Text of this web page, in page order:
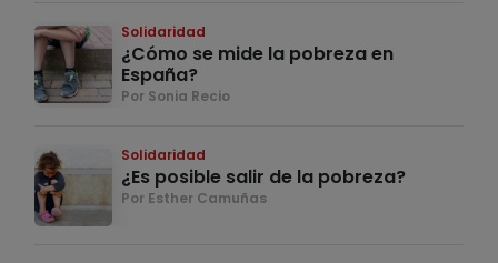
Solidaridad
¿Cómo se mide la pobreza en
España?
Por Sonia Recio
Solidaridad
¿Es posible salir de la pobreza?
Por Esther Camuñas